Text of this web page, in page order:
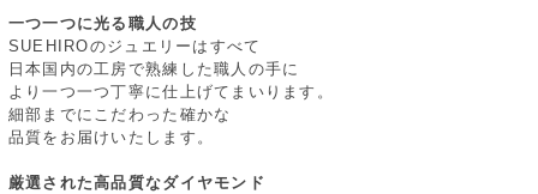
一つ一つに光る職人の技
SUEHIROのジュエリーはすべて
日本国内の工房で熟練した職人の手に
より一つ一つ丁寧に仕上げてまいります。
細部までにこだわった確かな
品質をお届けいたします。
厳選された高品質なダイヤモンド